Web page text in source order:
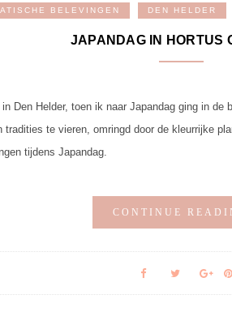
BELEVINGEN DEN HELDER
JAPANDAG IN HORTUS
Den Helder, toen ik naar Japandag ging in
tradities te vieren, omringd door de kleurrijke
tijdens Japandag.
CONTINUE